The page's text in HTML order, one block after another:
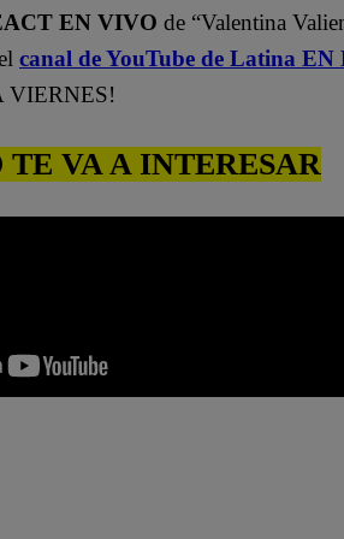
EN VIVO de “Valentina
canal de YouTube de Latina EN
VIERNES!
TE VA A INTERESAR